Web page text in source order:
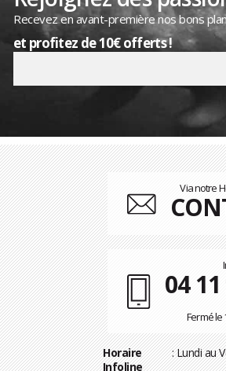
Recevez en avant-première nos bons
et profitez de 10€ offerts !
Via notre
04
Fermé le
Horaire
Infoline
: Lundi au